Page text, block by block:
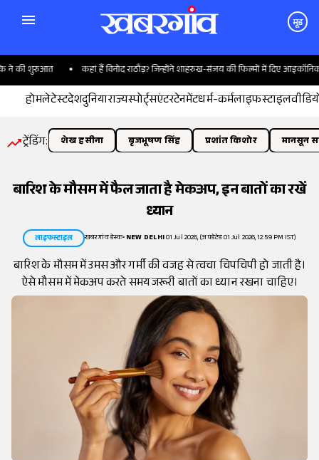
मूड
की शुरुआत कहां हैं विनोद राठौड़? जिन्होंने शाहरुख-संजय की फिल्मों में दिए आइकॉनिक
होमलेटेस्टदेशदुनियाराज्यस्पोर्ट्सएंटरटेनमेंटधर्म-कर्मलाइफस्टाइल
ट्रेंडिंग: शेख हसीना बृजभूषण सिंह प्रशांत किशोर मानसून
बारिश के मौसम में फैल जाता है मेकअप, इन बातों का रखें
ध्यान
लाइफस्टाइल खबरगांव डेस्क•NEW DELHI01 Jul 2026, (अपडेटेड 01 Jul 2026, 12:59 PM IST)
बारिश के मौसम में उमस और गर्मी की वजह से त्वचा चिपचिपी हो जाती है।
ऐसे मौसम में मेकअप करते समय जरूरी बातों का ध्यान रखना चाहिए।